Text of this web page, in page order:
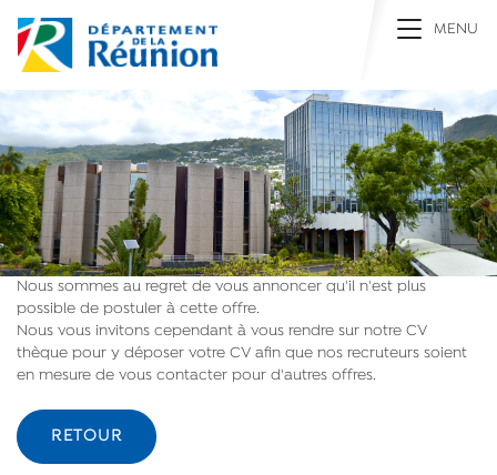
Toggle
MENU
Nous sommes au regret de vous annoncer qu'il n'est plus
possible de postuler à cette offre.
Nous vous invitons cependant à vous rendre sur notre CV
thèque pour y déposer votre CV afin que nos recruteurs soient
en mesure de vous contacter pour d'autres offres.
RETOUR